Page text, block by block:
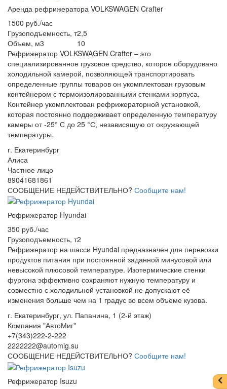
Аренда рефрижератора VOLKSWAGEN Crafter
1500 руб./час
Грузоподъемность, т2,5
Объем, м3
10
Рефрижератор VOLKSWAGEN Crafter – это
специализированное грузовое средство, которое оборудовано
холодильной камерой, позволяющей транспортировать
определенные группы товаров он укомплектован грузовым
контейнером с термоизолированными стенками корпуса.
Контейнер укомплектован рефрижераторной установкой,
которая постоянно поддерживает определенную температуру
камеры от -25° С до 25 °С, независящую от окружающей
температуры.
г. Екатеринбург
Алиса
Частное лицо
89041681861
СООБЩЕНИЕ НЕДЕЙСТВИТЕЛЬНО? Сообщите нам!
Рефрижератор Hyundai
350 руб./час
Грузоподъемность, т2
Рефрижератор на шасси Hyundai предназначен для перевозки
продуктов питания при постоянной заданной минусовой или
невысокой плюсовой температуре. Изотермические стенки
фургона эффективно сохраняют нужную температуру и
совместно с холодильной установкой не допускают её
изменения больше чем на 1 градус во всем объеме кузова.
г. Екатеринбург, ул. Папанина, 1 (2-й этаж)
Компания "АвтоМиг"
+7(343)222-2-222
2222222@automig.su
СООБЩЕНИЕ НЕДЕЙСТВИТЕЛЬНО? Сообщите нам!
Рефрижератор Isuzu